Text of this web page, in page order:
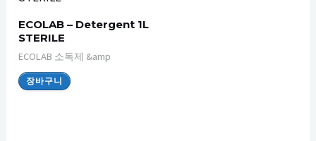
ECOLAB – Detergent 1L
STERILE
ECOLAB 소독제 &amp
장바구니